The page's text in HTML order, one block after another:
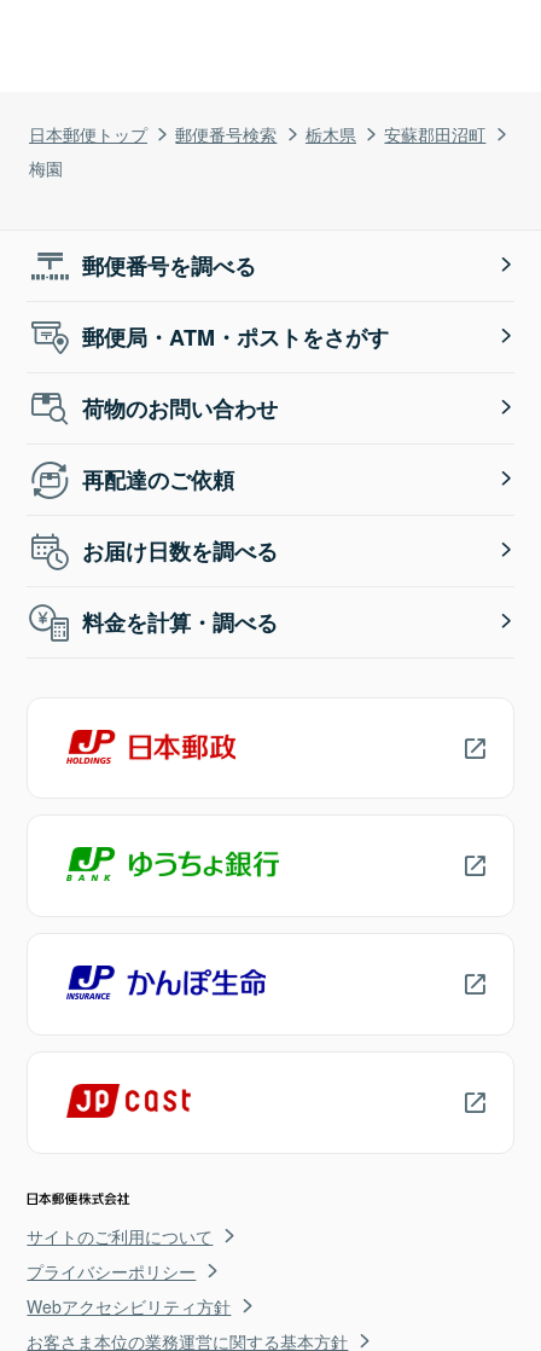
日本郵便トップ 郵便番号検索 栃木県
安蘇郡田沼町
梅園
郵便番号を調べる
郵便局・ATM・ポストをさがす
荷物のお問い合わせ
再配達のご依頼
お届け日数を調べる
料金を計算・調べる
サイトのご利用について
プライバシーポリシー
Webアクセシビリティ方針
お客さま本位の業務運営に関する基本方針